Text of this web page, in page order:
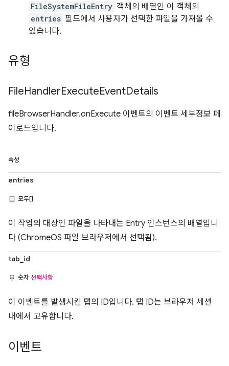
FileSystemFileEntry 객체의 배열인 이 객체의
entries 필드에서 사용자가 선택한 파일을 가져올 수
있습니다.
유형
FileHandlerExecuteEventDetails
fileBrowserHandler.onExecute 이벤트의 이벤트 세부정보 페
이로드입니다.
속성
entries
모두[]
이 작업의 대상인 파일을 나타내는 Entry 인스턴스의 배열입니
다 (ChromeOS 파일 브라우저에서 선택됨).
tab_id
숫자 선택사항
이 이벤트를 발생시킨 탭의 ID입니다. 탭 ID는 브라우저 세션
내에서 고유합니다.
이벤트